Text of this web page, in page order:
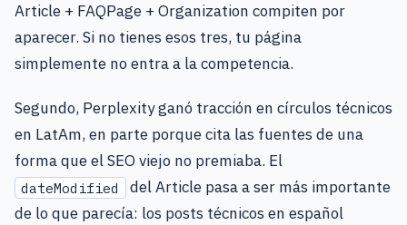
Article + FAQPage + Organization compiten por
aparecer. Si no tienes esos tres, tu página
simplemente no entra a la competencia.
Segundo, Perplexity ganó tracción en círculos técnicos
en LatAm, en parte porque cita las fuentes de una
forma que el SEO viejo no premiaba. El
dateModified
del Article pasa a ser más importante
de lo que parecía: los posts técnicos en español